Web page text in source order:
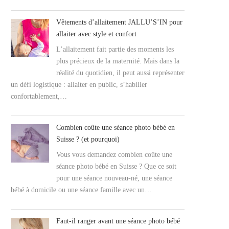
Vêtements d’allaitement JALLU’S’IN pour
allaiter avec style et confort
L’allaitement fait partie des moments les
plus précieux de la maternité. Mais dans la
réalité du quotidien, il peut aussi représenter
un défi logistique : allaiter en public, s’habiller
confortablement,…
Combien coûte une séance photo bébé en
Suisse ? (et pourquoi)
Vous vous demandez combien coûte une
séance photo bébé en Suisse ? Que ce soit
pour une séance nouveau-né, une séance
bébé à domicile ou une séance famille avec un…
Faut-il ranger avant une séance photo bébé